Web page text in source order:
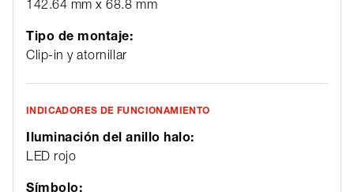
142.64 mm x 68.8 mm
Tipo de montaje:
Clip-in y atornillar
INDICADORES DE FUNCIONAMIENTO
Iluminación del anillo halo:
LED rojo
Símbolo: